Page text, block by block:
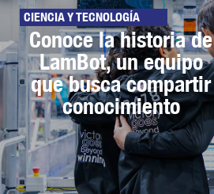
CIENCIA Y TECNOLOGÍA
Conoce la historia de
LamBot, un equipo
que busca compartir
conocimiento